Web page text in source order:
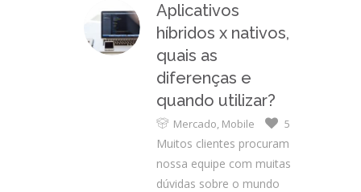
Aplicativos
híbridos x nativos,
quais as
diferenças e
quando utilizar?
Mercado, Mobile 5
Muitos clientes procuram
nossa equipe com muitas
dúvidas sobre o mundo